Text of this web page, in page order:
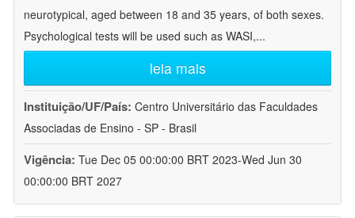
neurotypical, aged between 18 and 35 years, of both sexes.
Psychological tests will be used such as WASI,...
leia mais
Instituição/UF/País: Centro Universitário das Faculdades
Associadas de Ensino - SP - Brasil
Vigência: Tue Dec 05 00:00:00 BRT 2023-Wed Jun 30
00:00:00 BRT 2027